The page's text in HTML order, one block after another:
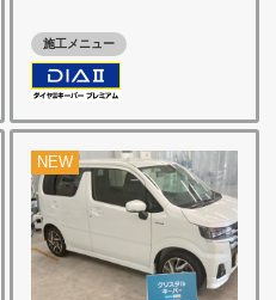
施工メニュー
NEW